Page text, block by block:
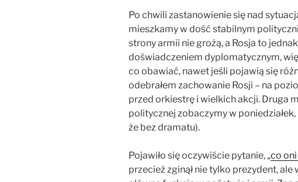
Po chwili zastanowienie się nad
mieszkamy w dość stabilnym
strony armii nie grożą, a Rosja to
doświadczeniem dyplomatycznym,
co obawiać, nawet jeśli pojawią się
odebrałem zachowanie Rosji – na
przed orkiestrę i wielkich akcji. Druga
politycznej zobaczymy w
że bez dramatu).
Pojawiło się oczywiście pytanie, „co
przecież zginął nie tylko prezydent,